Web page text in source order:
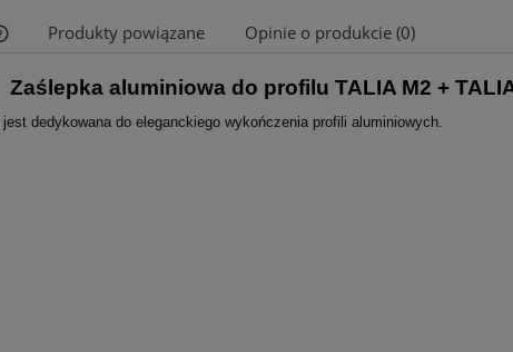
Cena nie zawiera ewentualnych kosztów
płatności
Produkty powiązane Opinie o produkcie (0)
Zaślepka aluminiowa do profilu TALIA M2 +
jest dedykowana do eleganckiego wykończenia profili aluminiowych.